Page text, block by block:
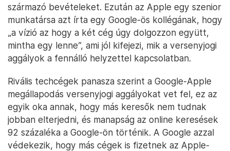
származó bevételeket. Ezután az Apple egy szenior
munkatársa azt írta egy Google-ös kollégának, hogy
„a vízió az hogy a két cég úgy dolgozzon együtt,
mintha egy lenne”, ami jól kifejezi, mik a versenyjogi
aggályok a fennálló helyzettel kapcsolatban.
Rivális techcégek panasza szerint a Google-Apple
megállapodás versenyjogi aggályokat vet fel, ez az
egyik oka annak, hogy más keresők nem tudnak
jobban elterjedni, és manapság az online keresések
92 százaléka a Google-ön történik. A Google azzal
védekezik, hogy más cégek is fizetnek az Apple-